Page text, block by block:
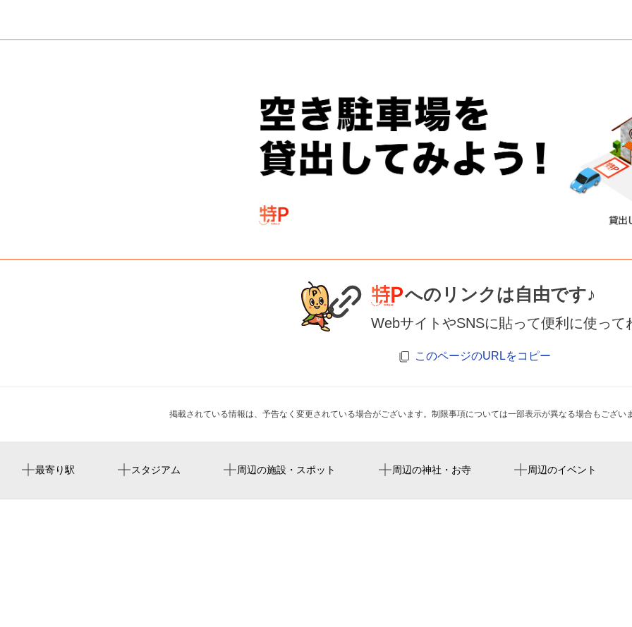
へのリンクは自由です♪
WebサイトやSNSに貼って便利に使って
このページのURLをコピー
掲載されている情報は、予告なく変更されている場合がございます。制限事項については一部表示が異なる場合もござい
最寄り駅 スタジアム 周辺の施設・スポット 周辺の神社・お寺 周辺のイベント
新線新宿駅
南新宿駅
国立競技場 中央門
国立競技場 千駄ヶ谷門
udon shin
スタジオミュージアム新宿
新宿瑠璃光院白蓮華堂 金吾龍神社 東京分祠
プーク人形劇場 A-hoj! 2026国際人形劇フェスティバ
世界の人形劇シリーズ